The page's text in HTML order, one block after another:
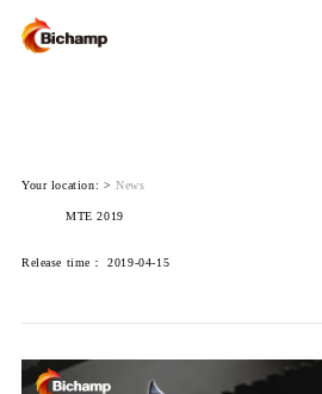
Your location: >News
MTE 2019
Release time： 2019-04-15